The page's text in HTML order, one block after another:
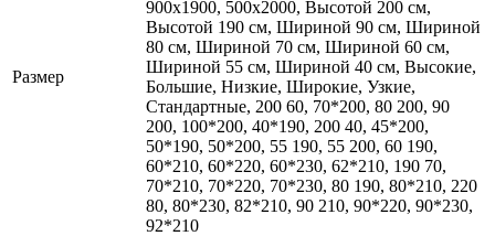
Размер
900x1900, 500x2000, Высотой 200 см,
Высотой 190 см, Шириной 90 см, Шириной
80 см, Шириной 70 см, Шириной 60 см,
Шириной 55 см, Шириной 40 см, Высокие,
Большие, Низкие, Широкие, Узкие,
Стандартные, 200 60, 70*200, 80 200, 90
200, 100*200, 40*190, 200 40, 45*200,
50*190, 50*200, 55 190, 55 200, 60 190,
60*210, 60*220, 60*230, 62*210, 190 70,
70*210, 70*220, 70*230, 80 190, 80*210, 220
80, 80*230, 82*210, 90 210, 90*220, 90*230,
92*210